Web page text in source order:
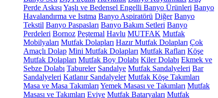
Perde Askısı Yaşlı ve Bedensel Engelli Banyo Ürünleri Banyo
Havalandırma ve Isıtma Banyo Aspiratörü Diğer Banyo
Tekstil Banyo Paspasları Banyo Bakım Setleri Banyo
Perdeleri Bornoz Peştemal Havlu MUTFAK Mutfak
Mobilyaları Mutfak Dolapları Hazır Mutfak Dolapları Çok
Amaçlı Dolap Mini Mutfak Dolapları Mutfak Rafları Köşe
Mutfak Dolapları Mutfak Boy Dolabı Kiler Dolabı Ekmek ve
Sebze Dolabı Tabureler Sandalye Mutfak Sandalyeleri Bar
Sandalyeleri Katlanır Sandalyeler Mutfak Köşe Takımları
Masa ve Masa Takımları Yemek Masası ve Takımları Mutfak
Masası ve Takımları Eviye Mutfak Bataryaları Mutfak